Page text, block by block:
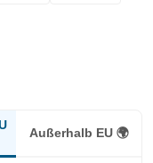
Außerhalb EU 🌍